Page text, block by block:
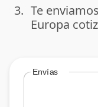
done
3. Te
Europa
Envías